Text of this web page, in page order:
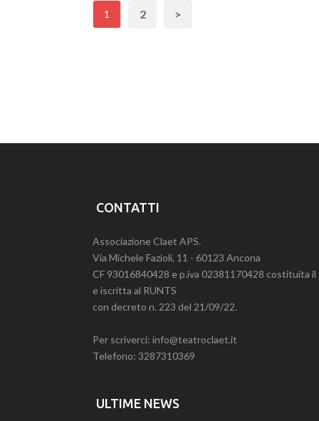
1 2 >
CONTATTI
Associazione Claet APS.
Via Michele Fazioli, 11 - 60123 Ancona
CF 93016840428 e p.iva 02381170428 costituita
e iscritta al RUNTS
con decreto n. 223 del 21/09/22.
Per scriverci: info@teatroclaet.it
Telefono: 3287310369
ULTIME NEWS